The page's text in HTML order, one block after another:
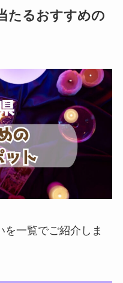
たるおすすめの
を一覧でご紹介しま